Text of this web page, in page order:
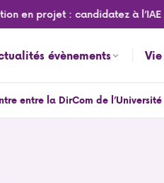
projet : candidatez à l’IAE
évènements
entre la DirCom de